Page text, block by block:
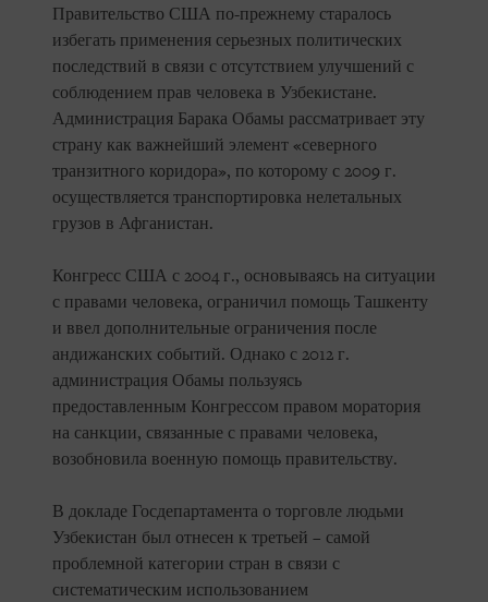
Правительство США по-прежнему старалось
избегать применения серьезных политических
последствий в связи с отсутствием улучшений с
соблюдением прав человека в Узбекистане.
Администрация Барака Обамы рассматривает эту
страну как важнейший элемент «северного
транзитного коридора», по которому с 2009 г.
осуществляется транспортировка нелетальных
грузов в Афганистан.
Конгресс США с 2004 г., основываясь на ситуации
с правами человека, ограничил помощь Ташкенту
и ввел дополнительные ограничения после
андижанских событий. Однако с 2012 г.
администрация Обамы пользуясь
предоставленным Конгрессом правом моратория
на санкции, связанные с правами человека,
возобновила военную помощь правительству.
В докладе Госдепартамента о торговле людьми
Узбекистан был отнесен к третьей – самой
проблемной категории стран в связи с
систематическим использованием